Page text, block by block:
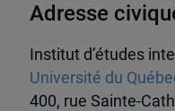
Adresse
Institut d’études
Université du
400, rue Sainte-